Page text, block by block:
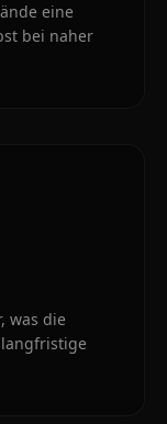
eine
bei naher
was die